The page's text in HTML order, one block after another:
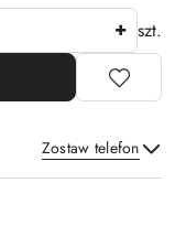
szt.
Zostaw telefon